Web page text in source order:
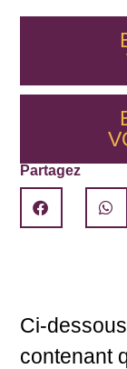
Partagez
Ci-
contenant